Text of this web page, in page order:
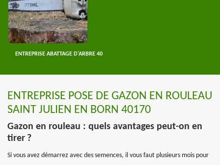
ENTREPRISE ABATTAGE D'ARBRE 40
ENTREPRISE POSE DE GAZON EN ROULEAU
SAINT JULIEN EN BORN 40170
Gazon en rouleau : quels avantages peut-on en
tirer ?
Si vous avez démarrez avec des semences, il vous faut plusieurs mois pour